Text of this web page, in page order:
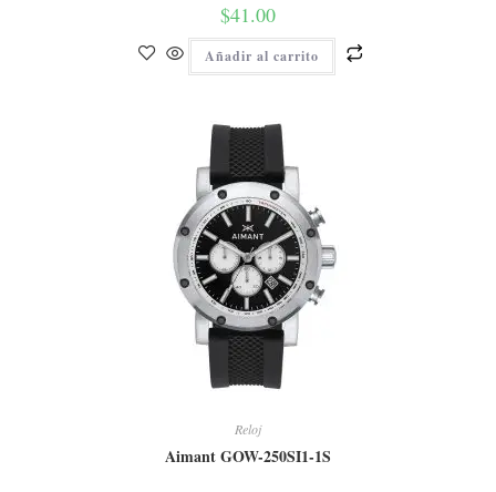
$41.00
Añadir al carrito
Reloj
Aimant GOW-250SI1-1S